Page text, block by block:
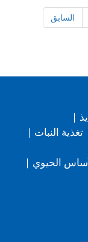
السابق
|
تغذية النبات |
الحيوي |